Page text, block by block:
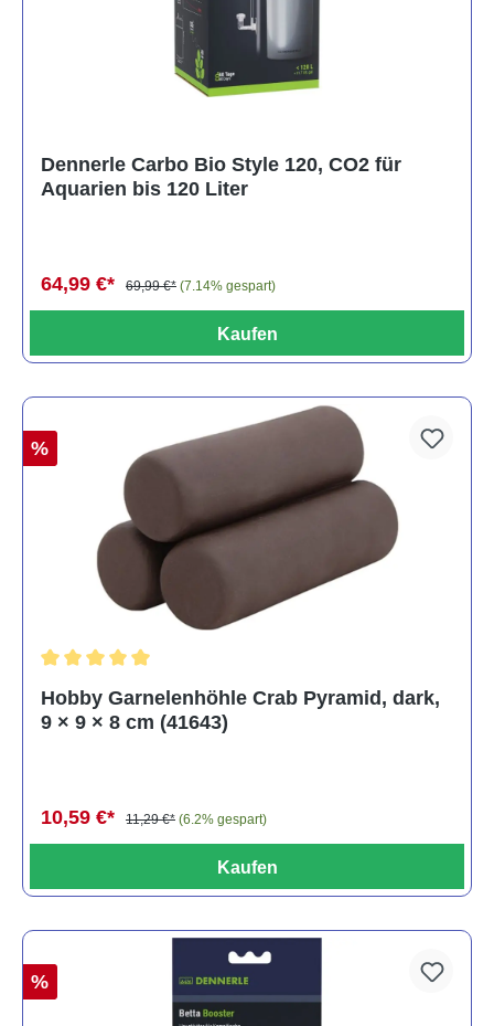
Dennerle Carbo Bio Style 120, CO2 für
Aquarien bis 120 Liter
64,99 €* 69,99 €* (7.14% gespart)
Kaufen
%
Hobby Garnelenhöhle Crab Pyramid, dark,
9 × 9 × 8 cm (41643)
10,59 €* 11,29 €* (6.2% gespart)
Kaufen
%